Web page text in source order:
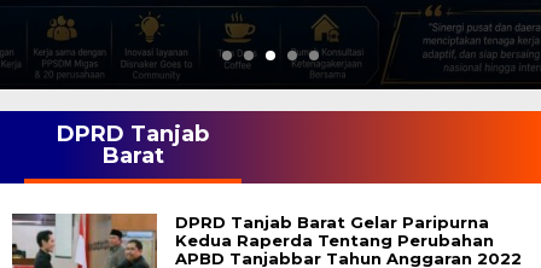
DPRD Tanjab
Barat
DPRD Tanjab Barat Gelar Paripurna
Kedua Raperda Tentang Perubahan
APBD Tanjabbar Tahun Anggaran 2022